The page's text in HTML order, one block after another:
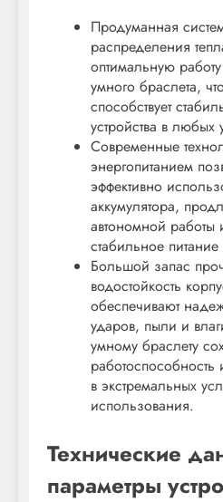
Продуманная
распределения
оптимальную
умного браслета,
способствует
устройства в любых
Современные
энергопитанием
эффективно
аккумулятора,
автономной работы
стабильное
Большой запас
водостойкость
обеспечивают
ударов, пыли и
умному браслету
в экстремальных
использования.
Технические
параметры